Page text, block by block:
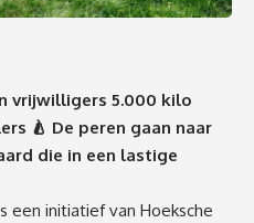
vrijwilligers 5.000 kilo
🍐 De peren gaan naar
die in een lastige
een initiatief van Hoeksche